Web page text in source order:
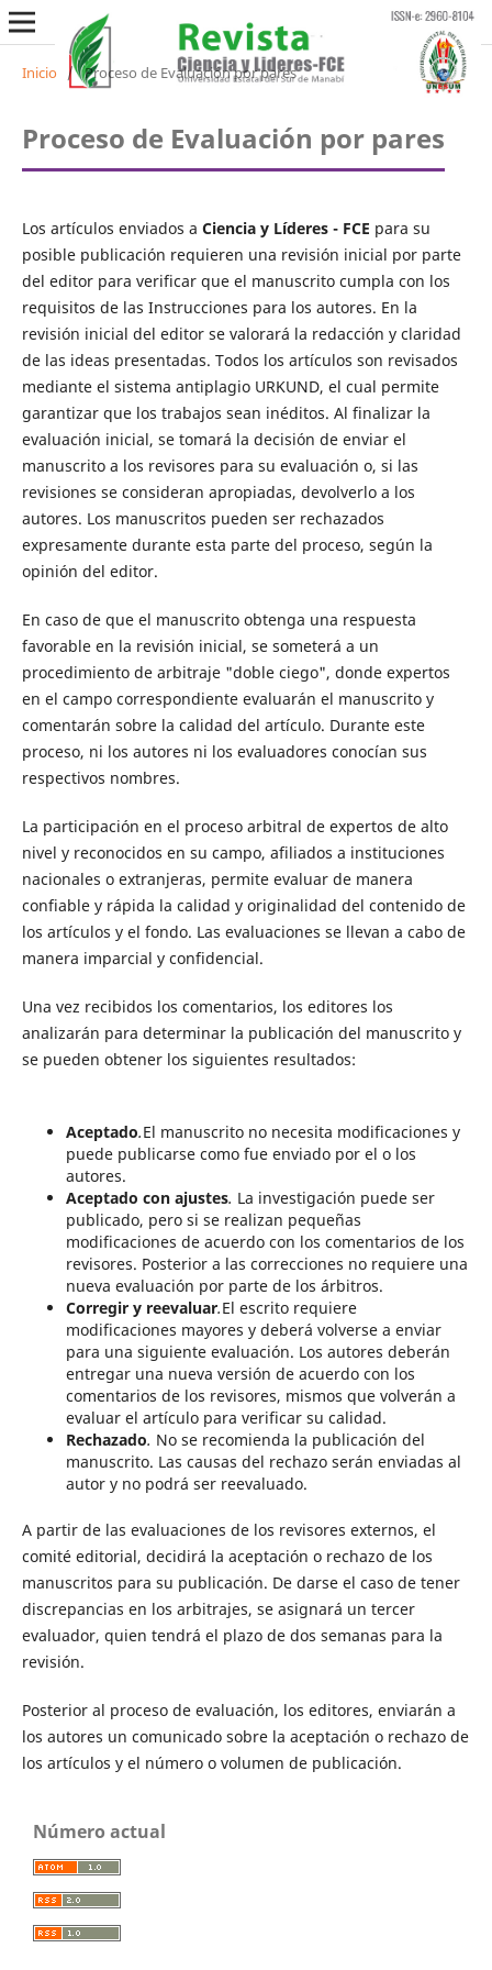
Inicio / Proceso de Evaluación por pares
Proceso de Evaluación por pares
Los artículos enviados a Ciencia y Líderes - FCE para su
posible publicación requieren una revisión inicial por parte
del editor para verificar que el manuscrito cumpla con los
requisitos de las Instrucciones para los autores. En la
revisión inicial del editor se valorará la redacción y claridad
de las ideas presentadas. Todos los artículos son revisados
mediante el sistema antiplagio URKUND, el cual permite
garantizar que los trabajos sean inéditos. Al finalizar la
evaluación inicial, se tomará la decisión de enviar el
manuscrito a los revisores para su evaluación o, si las
revisiones se consideran apropiadas, devolverlo a los
autores. Los manuscritos pueden ser rechazados
expresamente durante esta parte del proceso, según la
opinión del editor.
En caso de que el manuscrito obtenga una respuesta
favorable en la revisión inicial, se someterá a un
procedimiento de arbitraje "doble ciego", donde expertos
en el campo correspondiente evaluarán el manuscrito y
comentarán sobre la calidad del artículo. Durante este
proceso, ni los autores ni los evaluadores conocían sus
respectivos nombres.
La participación en el proceso arbitral de expertos de alto
nivel y reconocidos en su campo, afiliados a instituciones
nacionales o extranjeras, permite evaluar de manera
confiable y rápida la calidad y originalidad del contenido de
los artículos y el fondo. Las evaluaciones se llevan a cabo de
manera imparcial y confidencial.
Una vez recibidos los comentarios, los editores los
analizarán para determinar la publicación del manuscrito y
se pueden obtener los siguientes resultados:
Aceptado.El manuscrito no necesita modificaciones y
puede publicarse como fue enviado por el o los
autores.
Aceptado con ajustes. La investigación puede ser
publicado, pero si se realizan pequeñas
modificaciones de acuerdo con los comentarios de los
revisores. Posterior a las correcciones no requiere una
nueva evaluación por parte de los árbitros.
Corregir y reevaluar.El escrito requiere
modificaciones mayores y deberá volverse a enviar
para una siguiente evaluación. Los autores deberán
entregar una nueva versión de acuerdo con los
comentarios de los revisores, mismos que volverán a
evaluar el artículo para verificar su calidad.
Rechazado. No se recomienda la publicación del
manuscrito. Las causas del rechazo serán enviadas al
autor y no podrá ser reevaluado.
A partir de las evaluaciones de los revisores externos, el
comité editorial, decidirá la aceptación o rechazo de los
manuscritos para su publicación. De darse el caso de tener
discrepancias en los arbitrajes, se asignará un tercer
evaluador, quien tendrá el plazo de dos semanas para la
revisión.
Posterior al proceso de evaluación, los editores, enviarán a
los autores un comunicado sobre la aceptación o rechazo de
los artículos y el número o volumen de publicación.
Número actual